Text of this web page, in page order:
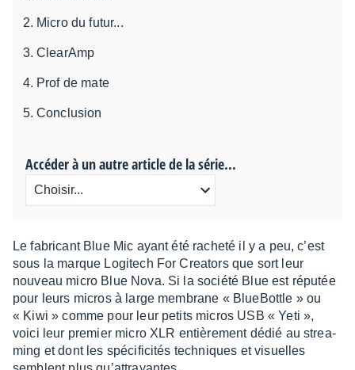
Micro du futur...
ClearAmp
Prof de mate
Conclusion
Accéder à un autre article de la série...
Le fabri­cant Blue Mic ayant été racheté il y a peu, c’est
sous la marque Logi­tech For Crea­tors que sort leur
nouveau micro Blue Nova. Si la société Blue est répu­tée
pour leurs micros à large membrane « Blue­Bot­tle » ou
« Kiwi » comme pour leur petits micros USB « Yeti »,
voici leur premier micro XLR entiè­re­ment dédié au strea­
ming et dont les spéci­fi­ci­tés tech­niques et visuelles